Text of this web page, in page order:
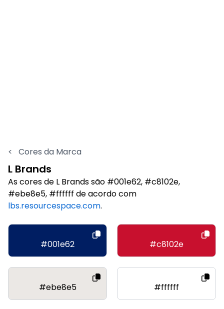
< Cores da Marca
L Brands
As cores de L Brands são #001e62, #c8102e,
#ebe8e5, #ffffff de acordo com
lbs.resourcespace.com.
#001e62 #c8102e
#ebe8e5 #ffffff